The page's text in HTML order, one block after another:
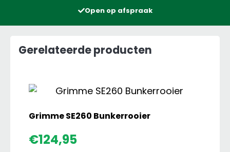
Open op afspraak
Gerelateerde producten
Grimme SE260 Bunkerrooier
€124,95